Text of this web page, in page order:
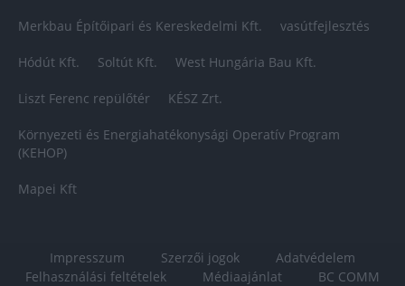
Merkbau Építőipari és Kereskedelmi Kft. vasútfejlesztés
Hódút Kft. Soltút Kft. West Hungária Bau Kft.
Liszt Ferenc repülőtér KÉSZ Zrt.
Környezeti és Energiahatékonysági Operatív Program
(KEHOP)
Mapei Kft
Impresszum Szerzői jogok
Adatvédelem
Felhasználási feltételek
Médiaajánlat BC COMM